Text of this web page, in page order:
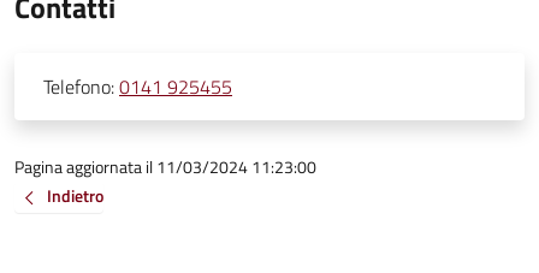
Telefono:0141 925455
Pagina aggiornata il 11/03/2024 11:23:00
Indietro